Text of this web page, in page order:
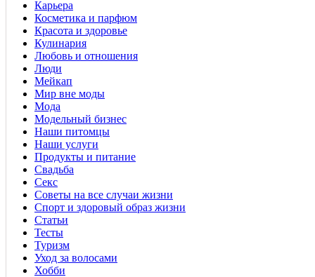
Карьера
Косметика и парфюм
Красота и здоровье
Кулинария
Любовь и отношения
Люди
Мейкап
Мир вне моды
Мода
Модельный бизнес
Наши питомцы
Наши услуги
Продукты и питание
Свадьба
Секс
Советы на все случаи жизни
Спорт и здоровый образ жизни
Статьи
Тесты
Туризм
Уход за волосами
Хобби